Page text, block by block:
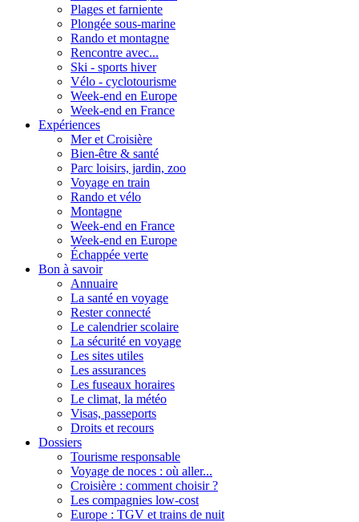
Plages et farniente
Plongée sous-marine
Rando et montagne
Rencontre avec...
Ski - sports hiver
Vélo - cyclotourisme
Week-end en Europe
Week-end en France
Expériences
Mer et Croisière
Bien-être & santé
Parc loisirs, jardin, zoo
Voyage en train
Rando et vélo
Montagne
Week-end en France
Week-end en Europe
Échappée verte
Bon à savoir
Annuaire
La santé en voyage
Rester connecté
Le calendrier scolaire
La sécurité en voyage
Les sites utiles
Les assurances
Les fuseaux horaires
Le climat, la météo
Visas, passeports
Droits et recours
Dossiers
Tourisme responsable
Voyage de noces : où aller...
Croisière : comment choisir ?
Les compagnies low-cost
Europe : TGV et trains de nuit